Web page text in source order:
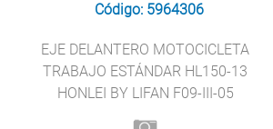
Código: 5964306
EJE DELANTERO MOTOCICLETA
TRABAJO ESTÁNDAR HL150-13
HONLEI BY LIFAN F09-III-05